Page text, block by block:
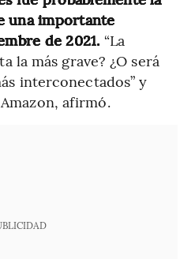
una importante
de 2021. “La
la más grave? ¿O será
interconectados” y
afirmó.